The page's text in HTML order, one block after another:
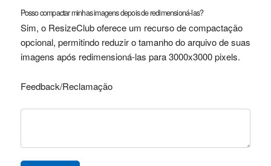
Posso compactar minhas imagens depois de redimensioná-las?
Sim, o ResizeClub oferece um recurso de compactação
opcional, permitindo reduzir o tamanho do arquivo de suas
imagens após redimensioná-las para 3000x3000 pixels.
Feedback/Reclamação